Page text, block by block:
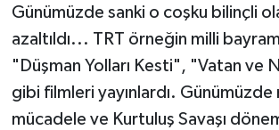
Günümüzde sanki o coşku bilinçli
azaltıldı... TRT örneğin milli
"Düşman Yolları Kesti", "Vatan ve
gibi filmleri yayınlardı. Günümüzde
mücadele ve Kurtuluş Savaşı